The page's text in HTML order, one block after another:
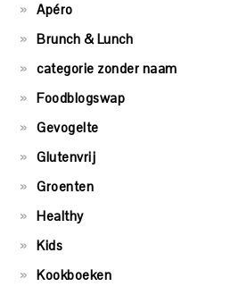
Apéro
Brunch & Lunch
categorie zonder naam
Foodblogswap
Gevogelte
Glutenvrij
Groenten
Healthy
Kids
Kookboeken